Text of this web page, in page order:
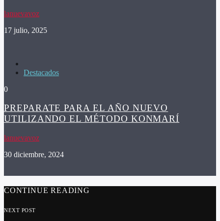
lanuevavoz
17 julio, 2025
Destacados
0
PREPARATE PARA EL AÑO NUEVO
UTILIZANDO EL MÉTODO KONMARÍ
lanuevavoz
30 diciembre, 2024
CONTINUE READING
NEXT POST